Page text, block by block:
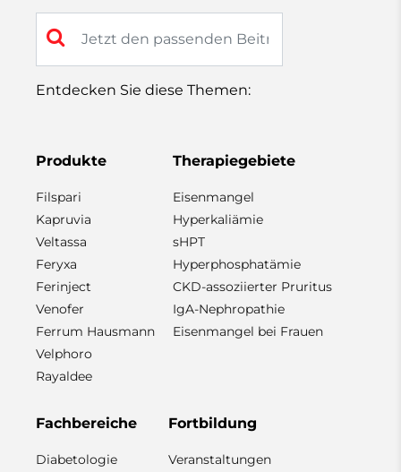
Entdecken Sie diese Themen:
Produkte
Filspari
Kapruvia
Veltassa
Feryxa
Ferinject
Venofer
Ferrum Hausmann
Velphoro
Rayaldee
Therapiegebiete
Eisenmangel
Hyperkaliämie
sHPT
Hyperphosphatämie
CKD-assoziierter Pruritus
IgA-Nephropathie
Eisenmangel bei Frauen
Fachbereiche
Diabetologie
Fortbildung
Veranstaltungen